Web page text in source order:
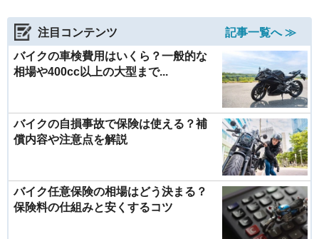
注目コンテンツ
記事一覧へ ≫
バイクの車検費用はいくら？一般的な
相場や400cc以上の大型まで...
バイクの自損事故で保険は使える？補
償内容や注意点を解説
バイク任意保険の相場はどう決まる？
保険料の仕組みと安くするコツ